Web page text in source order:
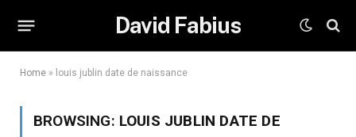
David Fabius
Home » louis jublin date de naissance
BROWSING: LOUIS JUBLIN DATE DE